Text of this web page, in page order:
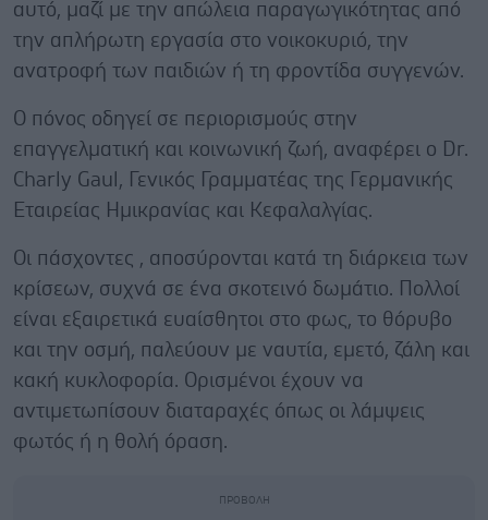
αυτό, μαζί με την απώλεια παραγωγικότητας από
την απλήρωτη εργασία στο νοικοκυριό, την
ανατροφή των παιδιών ή τη φροντίδα συγγενών.
Ο πόνος οδηγεί σε περιορισμούς στην
επαγγελματική και κοινωνική ζωή, αναφέρει ο Dr.
Charly Gaul, Γενικός Γραμματέας της Γερμανικής
Εταιρείας Ημικρανίας και Κεφαλαλγίας.
Οι πάσχοντες , αποσύρονται κατά τη διάρκεια των
κρίσεων, συχνά σε ένα σκοτεινό δωμάτιο. Πολλοί
είναι εξαιρετικά ευαίσθητοι στο φως, το θόρυβο
και την οσμή, παλεύουν με ναυτία, εμετό, ζάλη και
κακή κυκλοφορία. Ορισμένοι έχουν να
αντιμετωπίσουν διαταραχές όπως οι λάμψεις
φωτός ή η θολή όραση.